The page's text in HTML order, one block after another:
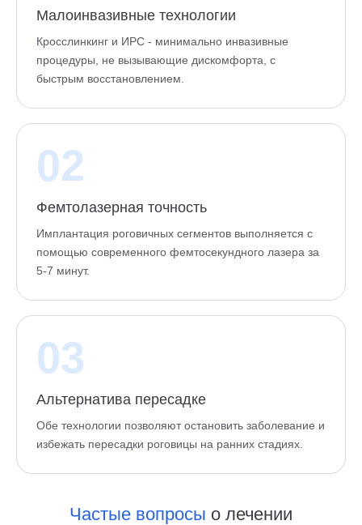
Малоинвазивные технологии
Кросслинкинг и ИРС - минимально инвазивные
процедуры, не вызывающие дискомфорта, с
быстрым восстановлением.
02
Фемтолазерная точность
Имплантация роговичных сегментов выполняется с
помощью современного фемтосекундного лазера за
5-7 минут.
03
Альтернатива пересадке
Обе технологии позволяют остановить заболевание и
избежать пересадки роговицы на ранних стадиях.
Частые вопросы о лечении